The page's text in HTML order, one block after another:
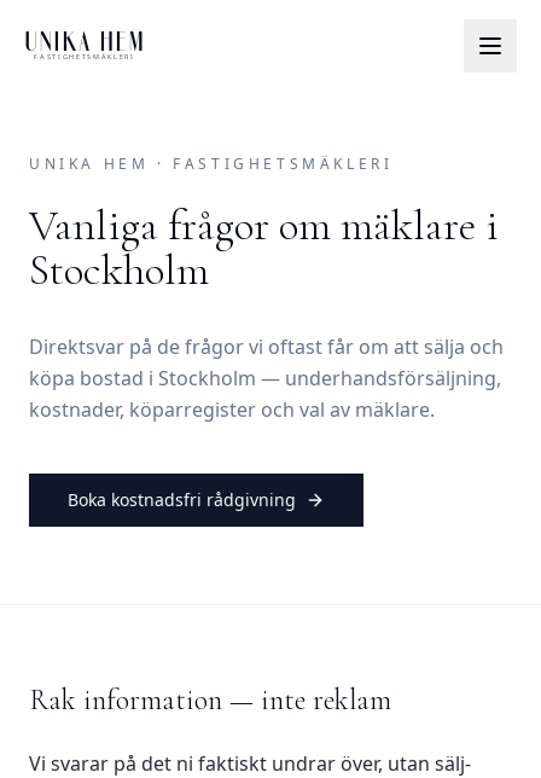
UNIKA HEM
FASTIGHETSMÄKLERI
UNIKA HEM · FASTIGHETSMÄKLERI
Vanliga frågor om mäklare i
Stockholm
Direktsvar på de frågor vi oftast får om att sälja och
köpa bostad i Stockholm — underhandsförsäljning,
kostnader, köparregister och val av mäklare.
Boka kostnadsfri rådgivning
Rak information — inte reklam
Vi svarar på det ni faktiskt undrar över, utan sälj-